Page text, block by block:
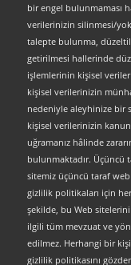
bir engel bulunmaması
verilerinizin silinmesi/
talepte bulunma,
getirilmesi hallerinde
işlemlerinin kişisel
kişisel verilerinizin
nedeniyle aleyhinize bir
kişisel verilerinizin
uğramanız hâlinde
bulunmaktadır. Üçüncü
sitemiz üçüncü taraf
gizlilik politikaları için
şekilde, bu Web
ilgili tüm mevzuat ve
edilmez. Herhangi bir
gizlilik politikasını